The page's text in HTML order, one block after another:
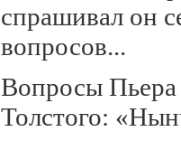
спрашивал он
вопросов...
Вопросы Пьера
Толстого: